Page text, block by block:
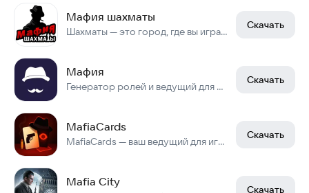
Мафия шахматы
Шахматы — это город, где вы играете свои роли в дуэли.
Скачать
Мафия
Генератор ролей и ведущий для Мафии или Волков.
Скачать
MafiaCards
MafiaCards — ваш ведущий для игры в «Мафию»
Скачать
Mafia City
Скачать